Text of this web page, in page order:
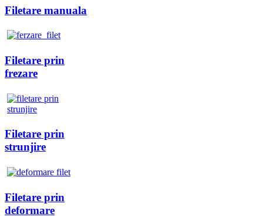
Filetare manuala
Filetare prin
frezare
Filetare prin
strunjire
Filetare prin
deformare